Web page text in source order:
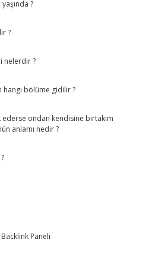
?
?
nelerdir ?
hangi bölüme gidilir ?
ederse ondan kendisine birtakım
anlamı nedir ?